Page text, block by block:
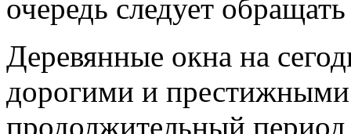
очередь следует
Деревянные окна на
дорогими и
продолжительный период